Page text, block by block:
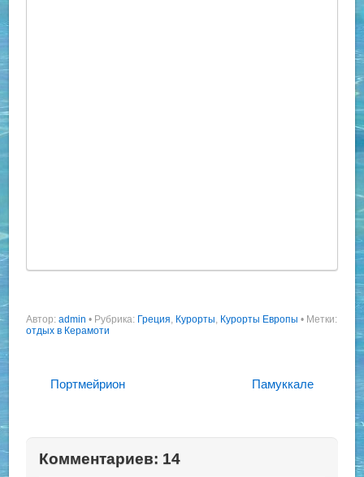
Автор:admin • Рубрика: Греция, Курорты, Курорты Европы • Метки:
отдых в Керамоти
Портмейрион Памуккале
Комментариев: 14